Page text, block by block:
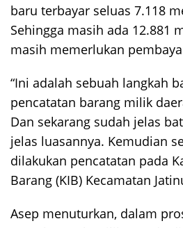
baru terbayar seluas 7.118
Sehingga masih ada 12.881
masih memerlukan
“Ini adalah sebuah langkah
pencatatan barang milik
Dan sekarang sudah jelas
jelas luasannya. Kemudian
dilakukan pencatatan pada
Barang (KIB) Kecamatan
Asep menuturkan, dalam